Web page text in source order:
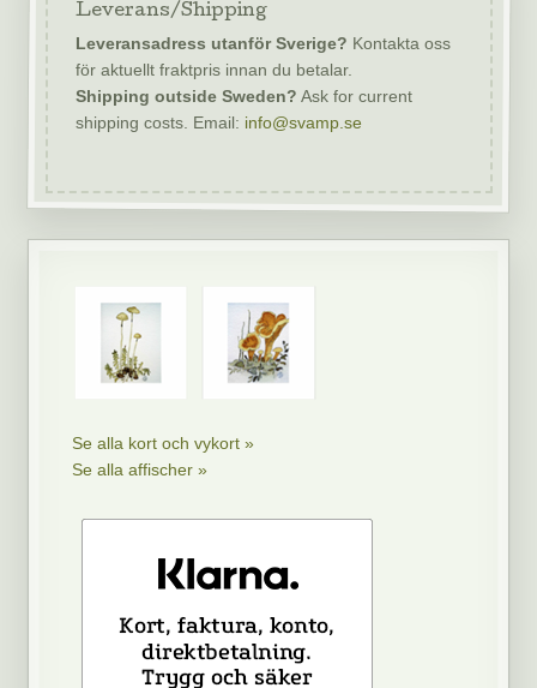
Leverans/Shipping
Leveransadress utanför Sverige? Kontakta oss
för aktuellt fraktpris innan du betalar.
Shipping outside Sweden? Ask for current
shipping costs. Email: info@svamp.se
Se alla kort och vykort »
Se alla affischer »